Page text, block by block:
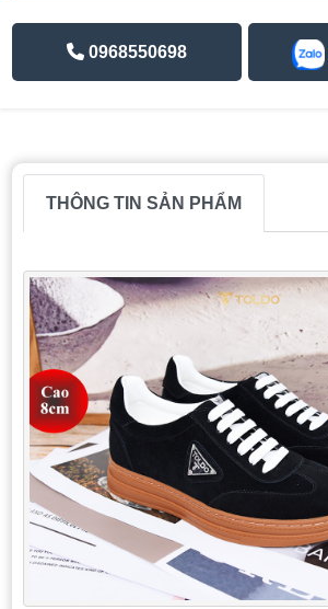
0968550698
THÔNG TIN SẢN PHẨM